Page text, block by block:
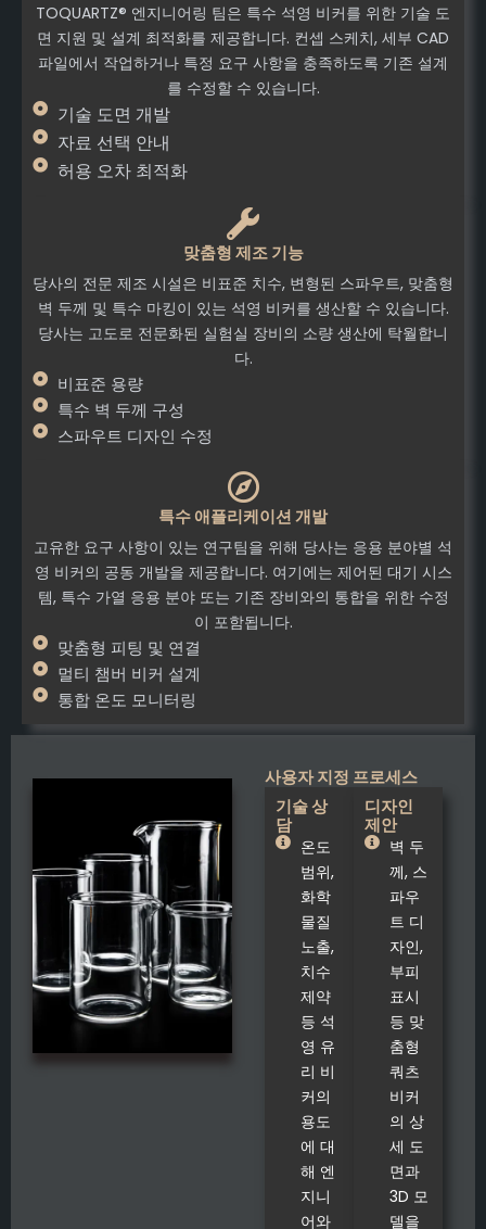
TOQUARTZ® 엔지니어링 팀은 특수 석영 비커를 위한 기술 도
면 지원 및 설계 최적화를 제공합니다. 컨셉 스케치, 세부 CAD
파일에서 작업하거나 특정 요구 사항을 충족하도록 기존 설계
를 수정할 수 있습니다.
기술 도면 개발
자료 선택 안내
허용 오차 최적화
맞춤형 제조 기능
당사의 전문 제조 시설은 비표준 치수, 변형된 스파우트, 맞춤형
벽 두께 및 특수 마킹이 있는 석영 비커를 생산할 수 있습니다.
당사는 고도로 전문화된 실험실 장비의 소량 생산에 탁월합니
다.
비표준 용량
특수 벽 두께 구성
스파우트 디자인 수정
특수 애플리케이션 개발
고유한 요구 사항이 있는 연구팀을 위해 당사는 응용 분야별 석
영 비커의 공동 개발을 제공합니다. 여기에는 제어된 대기 시스
템, 특수 가열 응용 분야 또는 기존 장비와의 통합을 위한 수정
이 포함됩니다.
맞춤형 피팅 및 연결
멀티 챔버 비커 설계
통합 온도 모니터링
사용자 지정 프로세스
기술 상
담
온도
범위,
화학
물질
노출,
치수
제약
등 석
영 유
리 비
커의
용도
에 대
해 엔
지니
어와
디자인
제안
벽 두
께, 스
파우
트 디
자인,
부피
표시
등 맞
춤형
쿼츠
비커
의 상
세 도
면과
3D 모
델을